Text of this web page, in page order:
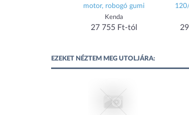
motor, robogó gumi
Kenda
27 755 Ft-tól
EZEKET NÉZTEM MEG UTOLJÁRA: